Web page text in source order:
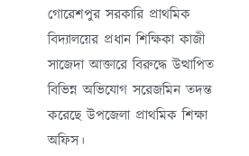
গোরেশপুর সরকারি প্রাথমিক
বিদ্যালয়ের প্রধান শিক্ষিকা কাজী
সাজেদা আক্তারে বিরুদ্ধে উত্থাপিত
বিভিন্ন অভিযোগ সরেজমিন তদন্ত
করেছে উপজেলা প্রাথমিক শিক্ষা
অফিস।